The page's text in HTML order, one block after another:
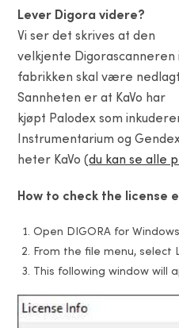
Lever Digora videre?
Vi ser det skrives at den
velkjente Digorascanneren
fabrikken skal være
Sannheten er at KaVo har
kjøpt Palodex som
Instrumentarium og
heter KaVo (du kan se alle
How to check the license
Open DIGORA for
From the file menu, select
This following window will